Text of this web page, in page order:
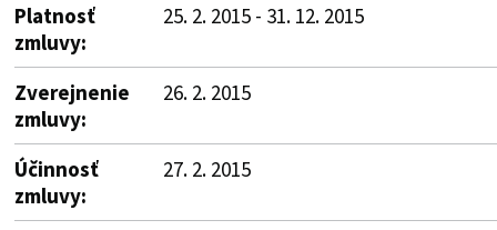
Platnosť
zmluvy:
25. 2. 2015 - 31. 12. 2015
Zverejnenie
zmluvy:
26. 2. 2015
Účinnosť
zmluvy:
27. 2. 2015